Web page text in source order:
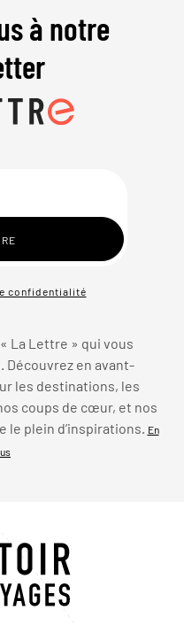
à notre
confidentialité
La Lettre » qui vous
Découvrez en avant-
les destinations, les
coups de cœur, et nos
le plein d’inspirations. En